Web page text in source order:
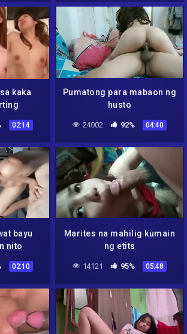
kaka
02:14
Pumatong para mabaon ng
husto
24002 92% 04:40
bayu
nito
02:10
Marites na mahilig kumain
ng etits
14121 95% 05:48